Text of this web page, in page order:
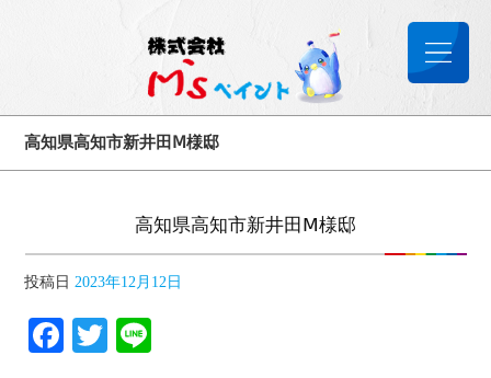
高知県高知市新井田Ⅿ様邸
高知県高知市新井田Ⅿ様邸
投稿日 2023年12月12日
Facebook
Twitter